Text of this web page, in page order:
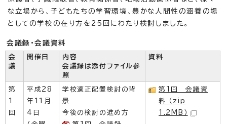
な立場から、子どもたちの学習環境、豊かな人間性の涵養の場
としての学校の在り方を25回にわたり検討しました。
会議録・会議資料
会
議
開催日
内容
会議録は添付ファイル参
照
資料
第
1
回
平成28
年11月
4日
学校適正配置検討の背
景
今後の検討の進め方
第1回 会議資
料 （zip
1.2MB）